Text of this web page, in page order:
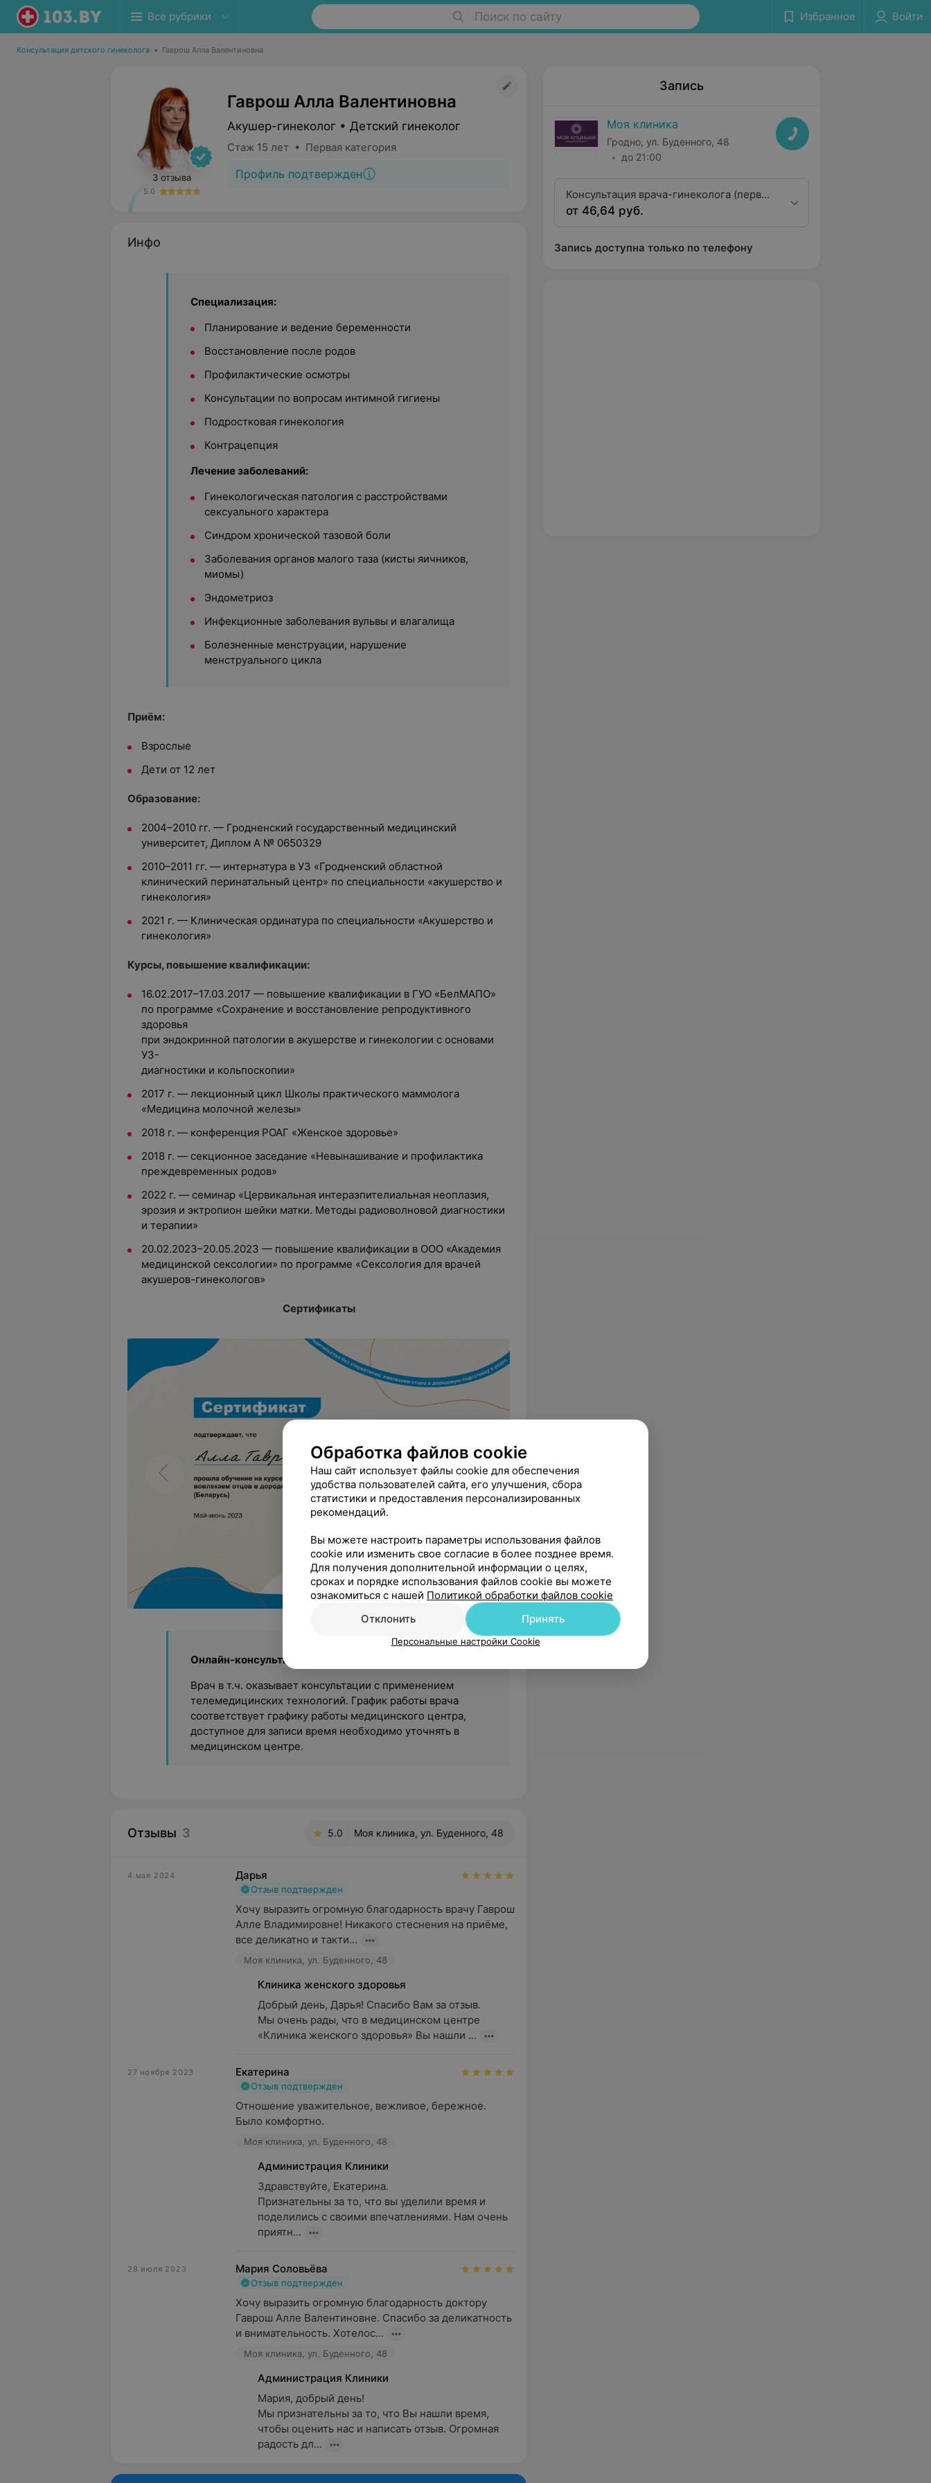
Все рубрики Поиск по сайту Избранное Войти
Консультация детского гинеколога • Гаврош Алла Валентиновна
3 отзыва
5.0
Гаврош Алла Валентиновна
Акушер-гинеколог • Детский гинеколог
Стаж 15 лет • Первая категория
Профиль подтвержден
Инфо
Специализация:
Планирование и ведение беременности
Восстановление после родов
Профилактические осмотры
Консультации по вопросам интимной гигиены
Подростковая гинекология
Контрацепция
Лечение заболеваний:
Гинекологическая патология с расстройствами
сексуального характера
Синдром хронической тазовой боли
Заболевания органов малого таза (кисты яичников,
миомы)
Эндометриоз
Инфекционные заболевания вульвы и влагалища
Болезненные менструации, нарушение
менструального цикла
Приём:
Взрослые
Дети от 12 лет
Образование:
2004–2010 гг. — Гродненский государственный медицинский
университет, Диплом A № 0650329
2010–2011 гг. — интернатура в УЗ «Гродненский областной
клинический перинатальный центр» по специальности «акушерство и
гинекология»
2021 г. — Клиническая ординатура по специальности «Акушерство и
гинекология»
Курсы, повышение квалификации:
16.02.2017–17.03.2017 — повышение квалификации в ГУО «БелМАПО»
по программе «Сохранение и восстановление репродуктивного
здоровья
при эндокринной патологии в акушерстве и гинекологии с основами
УЗ-
диагностики и кольпоскопии»
2017 г. — лекционный цикл Школы практического маммолога
«Медицина молочной железы»
2018 г. — конференция РОАГ «Женское здоровье»
2018 г. — секционное заседание «Невынашивание и профилактика
преждевременных родов»
2022 г. — семинар «Цервикальная интераэпителиальная неоплазия,
эрозия и эктропион шейки матки. Методы радиоволновой диагностики
и терапии»
20.02.2023–20.05.2023 — повышение квалификации в ООО «Академия
медицинской сексологии» по программе «Сексология для врачей
акушеров-гинекологов»
Сертификаты
Онлайн-консультации
Врач в т.ч. оказывает консультации с применением
телемедицинских технологий. График работы врача
соответствует графику работы медицинского центра,
доступное для записи время необходимо уточнять в
медицинском центре.
Отзывы 3 5.0 Моя клиника, ул. Буденного, 48
4 мая 2024 Дарья
Отзыв подтвержден
Хочу выразить огромную благодарность врачу Гаврош
Алле Владимировне! Никакого стеснения на приёме,
все деликатно и такти...
Моя клиника, ул. Буденного, 48
Клиника женского здоровья
Добрый день, Дарья! Спасибо Вам за отзыв.
Мы очень рады, что в медицинском центре
«Клиника женского здоровья» Вы нашли ...
27 ноября 2023 Екатерина
Отзыв подтвержден
Отношение уважительное, вежливое, бережное.
Было комфортно.
Моя клиника, ул. Буденного, 48
Администрация Клиники
Здравствуйте, Екатерина.
Признательны за то, что вы уделили время и
поделились с своими впечатлениями. Нам очень
приятн...
28 июля 2023 Мария Соловьёва
Отзыв подтвержден
Хочу выразить огромную благодарность доктору
Гаврош Алле Валентиновне. Спасибо за деликатность
и внимательность. Хотелос...
Моя клиника, ул. Буденного, 48
Администрация Клиники
Мария, добрый день!
Мы признательны за то, что Вы нашли время,
чтобы оценить нас и написать отзыв. Огромная
радость дл...
Запись
Моя клиника
Гродно, ул. Буденного, 48
до 21:00
Консультация врача-гинеколога (первая
квалификационная категория)
от 46,64 руб.
Запись доступна только по телефону
Обработка файлов cookie
Наш сайт использует файлы cookie для обеспечения
удобства пользователей сайта, его улучшения, сбора
статистики и предоставления персонализированных
рекомендаций.
Вы можете настроить параметры использования файлов
cookie или изменить свое согласие в более позднее время.
Для получения дополнительной информации о целях,
сроках и порядке использования файлов cookie вы можете
ознакомиться с нашей Политикой обработки файлов cookie
Отклонить
Принять
Персональные настройки Cookie